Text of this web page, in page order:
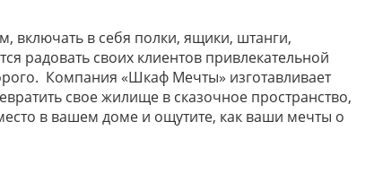
включать в себя полки, ящики, штанги,
радовать своих клиентов привлекательной
Компания «Шкаф Мечты» изготавливает
свое жилище в сказочное пространство,
в вашем доме и ощутите, как ваши мечты о